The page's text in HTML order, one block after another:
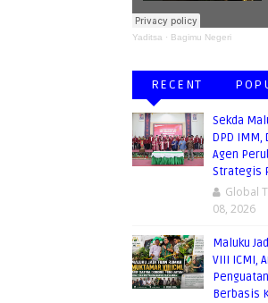
Yaditsa · Bagimu Negeri
RECENT
Sekda
DPD IMM,
Agen
Strategis
Global
08, 2026
Maluku
VIII ICMI,
Berbasis